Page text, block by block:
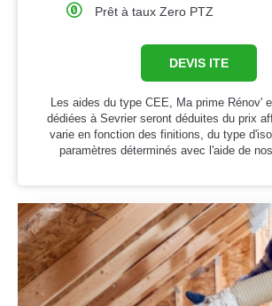
Prêt à taux Zero PTZ
DEVIS ITE
Les aides du type CEE, Ma prime Rénov'
dédiées à Sevrier seront déduites du prix
varie en fonction des finitions, du type
paramètres déterminés avec l'aide de